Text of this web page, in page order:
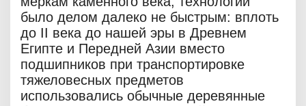
было делом далеко не быстрым: вплоть
до II века до нашей эры в Древнем
Египте и Передней Азии вместо
подшипников при транспортировке
тяжеловесных предметов
использовались обычные деревянные